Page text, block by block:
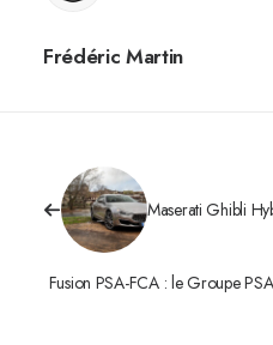
Frédéric Martin
Maserati Ghibli
Fusion PSA-FCA : le Groupe